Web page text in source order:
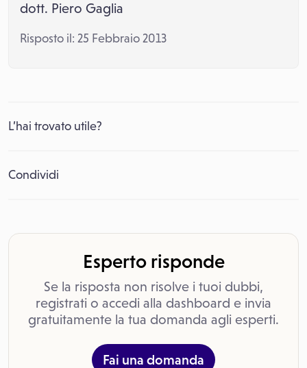
dott. Piero Gaglia
Risposto il: 25 Febbraio 2013
L’hai trovato utile?
Condividi
Esperto risponde
Se la risposta non risolve i tuoi dubbi,
registrati o accedi alla dashboard e invia
gratuitamente la tua domanda agli esperti.
Fai una domanda